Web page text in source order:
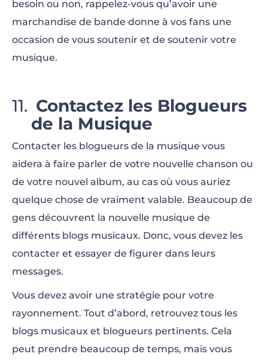
besoin ou non, rappelez-vous qu’avoir une
marchandise de bande donne à vos fans une
occasion de vous soutenir et de soutenir votre
musique.
Contactez les Blogueurs
de la Musique
Contacter les blogueurs de la musique vous
aidera à faire parler de votre nouvelle chanson ou
de votre nouvel album, au cas où vous auriez
quelque chose de vraiment valable. Beaucoup de
gens découvrent la nouvelle musique de
différents blogs musicaux. Donc, vous devez les
contacter et essayer de figurer dans leurs
messages.
Vous devez avoir une stratégie pour votre
rayonnement. Tout d’abord, retrouvez tous les
blogs musicaux et blogueurs pertinents. Cela
peut prendre beaucoup de temps, mais vous